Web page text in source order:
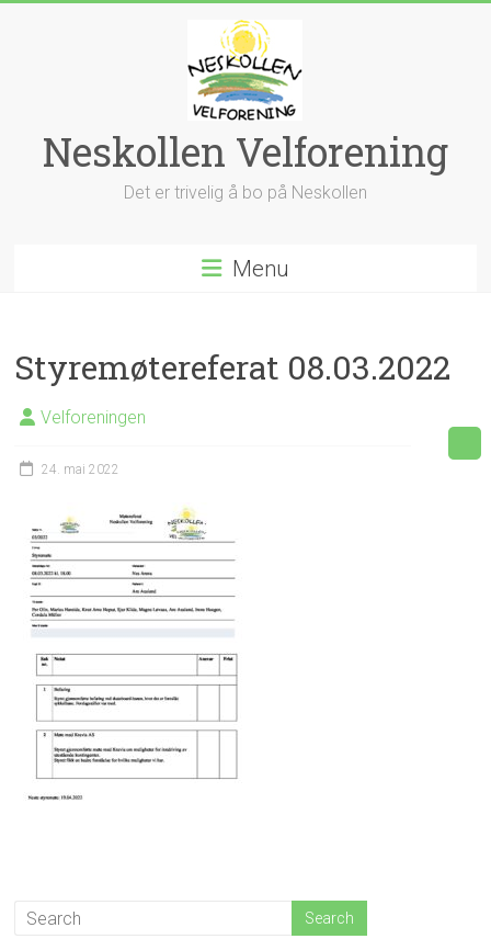
Neskollen Velforening
Det er trivelig å bo på Neskollen
Menu
Styremøtereferat 08.03.2022
Velforeningen
24. mai 2022